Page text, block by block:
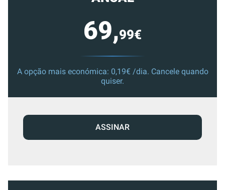
69,99€
A opção mais económica: 0,19€ /dia. Cancele quando
quiser.
ASSINAR